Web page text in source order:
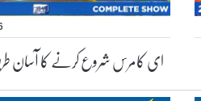
ای کامرس شروع کرنے کا آسان